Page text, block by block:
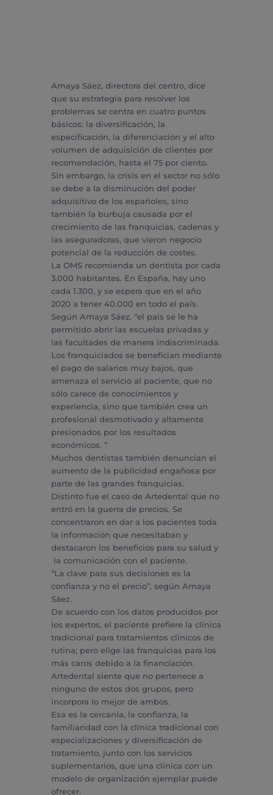
Amaya Sáez, directora del centro, dice
que su estrategia para resolver los
problemas se centra en cuatro puntos
básicos: la diversificación, la
especificación, la diferenciación y el alto
volumen de adquisición de clientes por
recomendación, hasta el 75 por ciento.
Sin embargo, la crisis en el sector no sólo
se debe a la disminución del poder
adquisitivo de los españoles, sino
también la burbuja causada por el
crecimiento de las franquicias, cadenas y
las aseguradoras, que vieron negocio
potencial de la reducción de costes.
La OMS recomienda un dentista por cada
3.000 habitantes. En España, hay uno
cada 1.300, y se espera que en el año
2020 a tener 40.000 en todo el país.
Según Amaya Sáez, “el país se le ha
permitido abrir las escuelas privadas y
las facultades de manera indiscriminada.
Los franquiciados se benefician mediante
el pago de salarios muy bajos, que
amenaza el servicio al paciente, que no
sólo carece de conocimientos y
experiencia, sino que también crea un
profesional desmotivado y altamente
presionados por los resultados
económicos. ”
Muchos dentistas también denuncian el
aumento de la publicidad engañosa por
parte de las grandes franquicias.
Distinto fue el caso de Artedental que no
entró en la guerra de precios. Se
concentraron en dar a los pacientes toda
la información que necesitaban y
destacaron los beneficios para su salud y
la comunicación con el paciente.
“La clave para sus decisiones es la
confianza y no el precio”, según Amaya
Sáez.
De acuerdo con los datos producidos por
los expertos, el paciente prefiere la clínica
tradicional para tratamientos clínicos de
rutina; pero elige las franquicias para los
más caros debido a la financiación.
Artedental siente que no pertenece a
ninguno de estos dos grupos, pero
incorpora lo mejor de ambos.
Esa es la cercanía, la confianza, la
familiaridad con la clínica tradicional con
especializaciones y diversificación de
tratamiento, junto con los servicios
suplementarios, que una clínica con un
modelo de organización ejemplar puede
ofrecer.